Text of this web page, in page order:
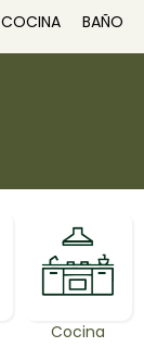
COCINA BAÑO
Cocina